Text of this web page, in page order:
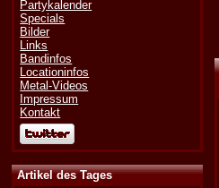
Partykalender
Specials
Bilder
Links
Bandinfos
Locationinfos
Metal-Videos
Impressum
Kontakt
Artikel des Tages